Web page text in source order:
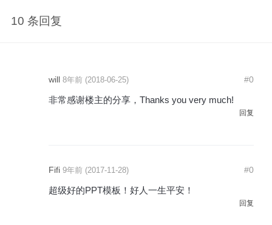
10 条回复
will 8年前 (2018-06-25) #0
非常感谢楼主的分享，Thanks you very much!
回复
Fifi 9年前 (2017-11-28) #0
超级好的PPT模板！好人一生平安！
回复